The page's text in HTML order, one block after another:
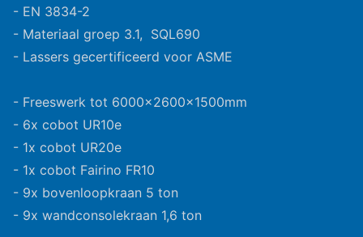
- EN 3834-2
- Materiaal groep 3.1, SQL690
- Lassers gecertificeerd voor ASME
- Freeswerk tot 6000x2600x1500mm
- 6x cobot UR10e
- 1x cobot UR20e
- 1x cobot Fairino FR10
- 9x bovenloopkraan 5 ton
- 9x wandconsolekraan 1,6 ton